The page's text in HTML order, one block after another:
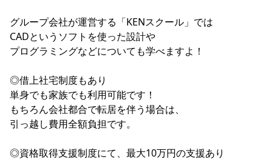
グループ会社が運営する「KENスクール」では
CADというソフトを使った設計や
プログラミングなどについても学べますよ！
◎借上社宅制度もあり
単身でも家族でも利用可能です！
もちろん会社都合で転居を伴う場合は、
引っ越し費用全額負担です。
◎資格取得支援制度にて、最大10万円の支援あり